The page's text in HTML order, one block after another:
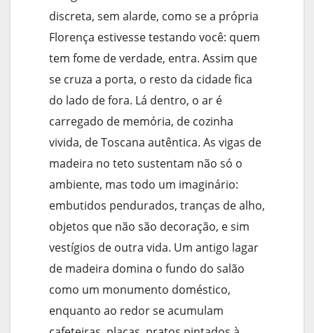
discreta, sem alarde, como se a própria
Florença estivesse testando você: quem
tem fome de verdade, entra. Assim que
se cruza a porta, o resto da cidade fica
do lado de fora. Lá dentro, o ar é
carregado de memória, de cozinha
vivida, de Toscana autêntica. As vigas de
madeira no teto sustentam não só o
ambiente, mas todo um imaginário:
embutidos pendurados, tranças de alho,
objetos que não são decoração, e sim
vestígios de outra vida. Um antigo lagar
de madeira domina o fundo do salão
como um monumento doméstico,
enquanto ao redor se acumulam